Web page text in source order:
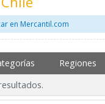
en Mercantil.com
Regiones